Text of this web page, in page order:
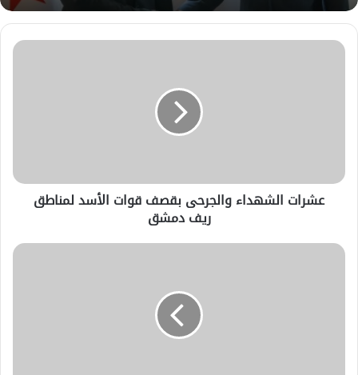
عشرات الشهداء والجرحى بقصف قوات الأسد لمناطق
ريف دمشق